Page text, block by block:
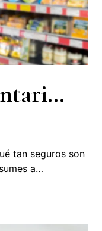
Aditivos Alimentarios: Mitos Y Verdades
tan seguros son
a…